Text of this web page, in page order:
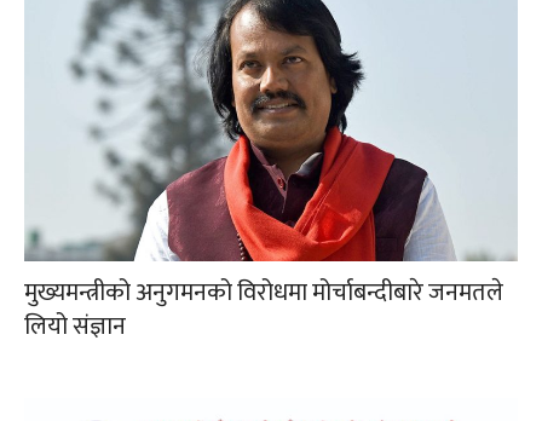
मुख्यमन्त्रीको अनुगमनको विरोधमा मोर्चाबन्दीबारे जनमतले
लियो संज्ञान